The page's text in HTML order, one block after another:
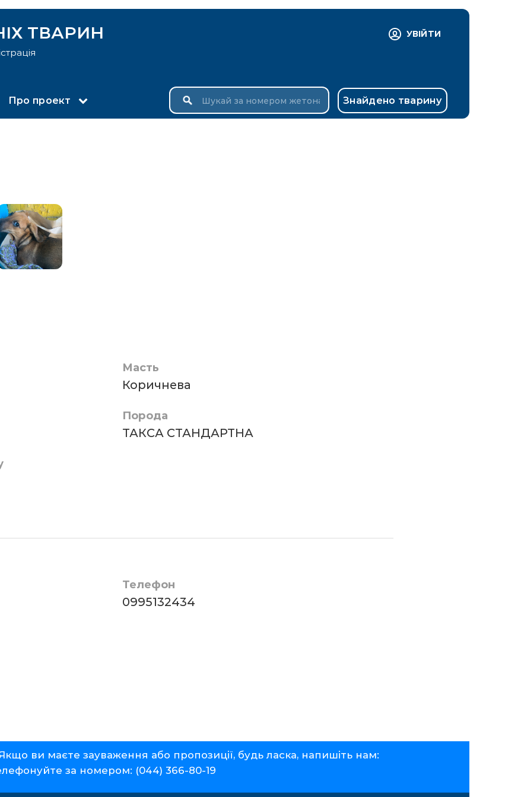
ТВАРИН УВІЙТИ
Про проект Знайдено тварину
Масть
Коричнева
Порода
ТАКСА СТАНДАРТНА
Телефон
0995132434
ви маєте зауваження або пропозиції, будь ласка, напишіть нам:
за номером: (044) 366-80-19